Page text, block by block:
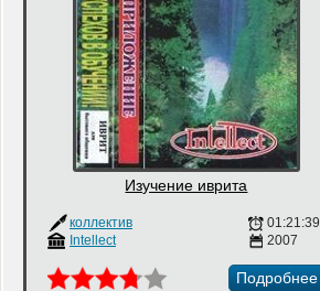
Изучение иврита
коллектив
Intellect
01:21:39
2007
Подробнее